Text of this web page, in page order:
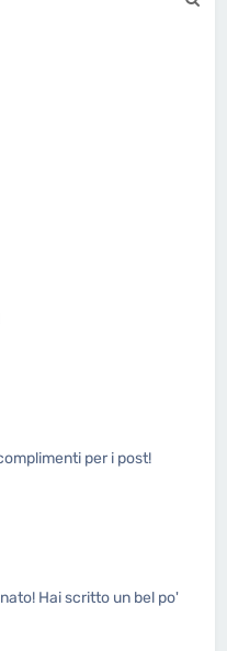
per i post!
Hai scritto un bel po'